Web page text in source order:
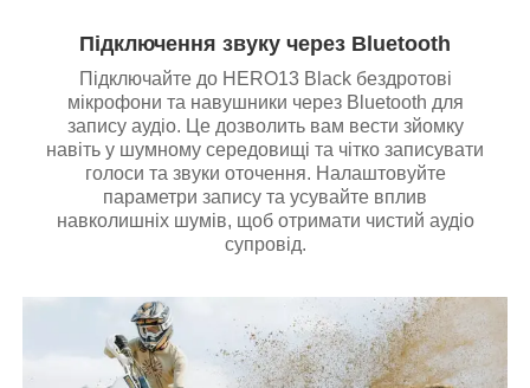
Підключення звуку через Bluetooth
Підключайте до HERO13 Black бездротові
мікрофони та навушники через Bluetooth для
запису аудіо. Це дозволить вам вести зйомку
навіть у шумному середовищі та чітко записувати
голоси та звуки оточення. Налаштовуйте
параметри запису та усувайте вплив
навколишніх шумів, щоб отримати чистий аудіо
супровід.